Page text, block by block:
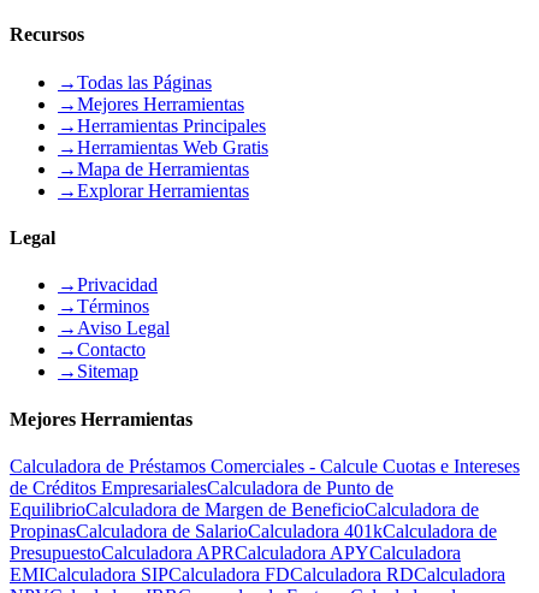
Recursos
→Todas las Páginas
→Mejores Herramientas
→Herramientas Principales
→Herramientas Web Gratis
→Mapa de Herramientas
→Explorar Herramientas
Legal
→Privacidad
→Términos
→ Aviso Legal
→Contacto
→ Sitemap
Mejores Herramientas
Calculadora de Préstamos Comerciales - Calcule Cuotas e Intereses
de Créditos EmpresarialesCalculadora de Punto de
EquilibrioCalculadora de Margen de BeneficioCalculadora de
PropinasCalculadora de SalarioCalculadora 401kCalculadora de
PresupuestoCalculadora APRCalculadora APYCalculadora
EMICalculadora SIPCalculadora FDCalculadora RDCalculadora